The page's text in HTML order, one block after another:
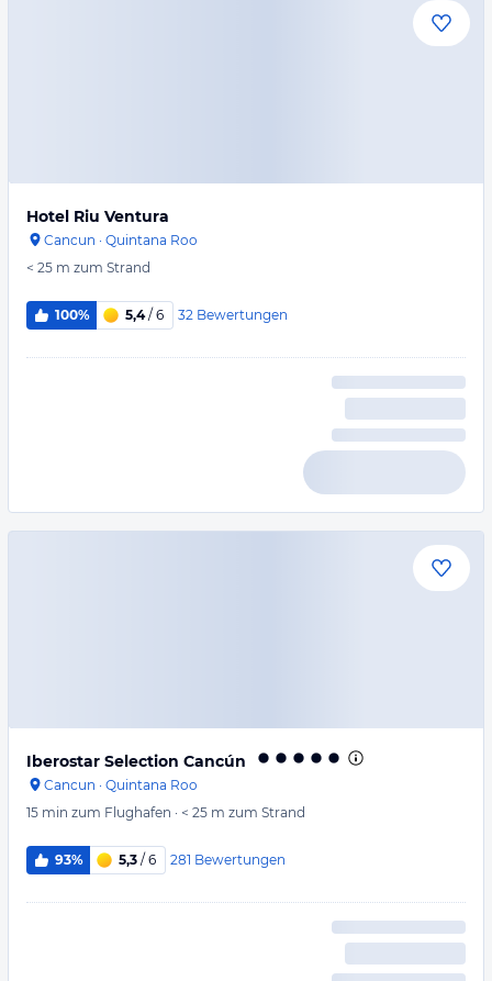
Hotel Riu Ventura
Cancun · Quintana Roo
< 25 m zum Strand
100% 5,4/ 6 32 Bewertungen
Iberostar Selection Cancún
Cancun · Quintana Roo
15 min zum Flughafen · < 25 m zum Strand
93% 5,3 / 6 281 Bewertungen